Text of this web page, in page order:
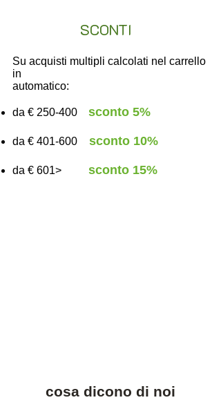
SCONTI
Su acquisti multipli calcolati nel carrello
in
automatico:
da € 250-400 sconto 5%
da € 401-600
sconto 10%
da € 601> sconto 15%
cosa dicono di noi